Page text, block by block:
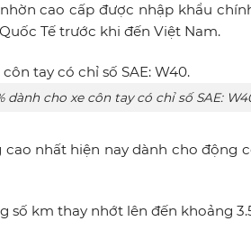
cao cấp được nhập khẩu
Tế trước khi đến Việt Nam.
cho xe côn tay có chỉ số SAE:
nhất hiện nay dành cho động
số km thay nhớt lên đến khoảng